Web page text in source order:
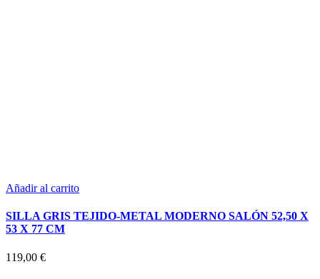
Añadir al carrito
SILLA GRIS TEJIDO-METAL MODERNO SALÓN 52,50 X
53 X 77 CM
119,00 €